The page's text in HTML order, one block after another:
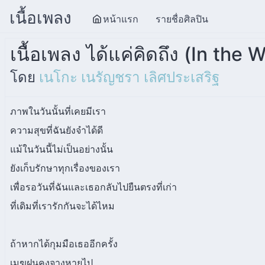
เนื้อเพลง หน้าแรก รายชื่อศิลปิน
เนื้อเพลง ได้แค่คิดถึง (In the
โดย เนโกะ เนรัญชรา เลิศประเสริฐ
ภาพในวันนั้นที่เคยมีเรา
ความสุขที่ฉันยังจำได้ดี
แม้ในวันนี้ไม่เป็นอย่างนั้น
ยังเก็บรักษาทุกเรื่องของเรา
เพื่อรอวันที่ฉันและเธอกลับไปยืนตรงที่เก่า
ที่เดิมที่เรารักกันจะได้ไหม
ถ้าหากได้กุมมือเธออีกครั้ง
เมฆฝนคงจางหายไป